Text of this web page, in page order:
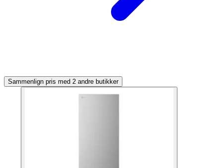
Sammenlign pris med 2 andre butikker